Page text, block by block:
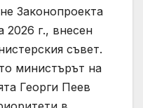
Законопроекта
г., внесен
съвет.
министърът на
Георги Пеев